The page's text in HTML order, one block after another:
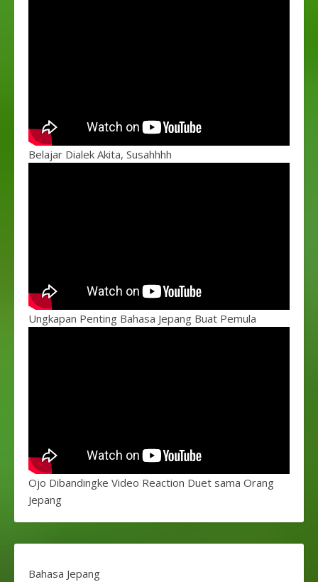
Belajar Dialek Akita, Susahhhh
Ungkapan Penting Bahasa Jepang Buat Pemula
Ojo Dibandingke Video Reaction Duet sama Orang
Jepang
Bahasa Jepang